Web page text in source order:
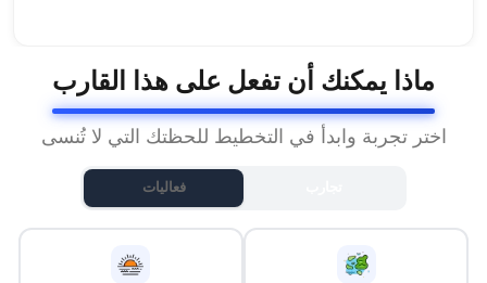
ماذا يمكنك أن تفعل على هذا القارب
اختر تجربة وابدأ في التخطيط للحظتك التي لا تُنسى
فعاليات